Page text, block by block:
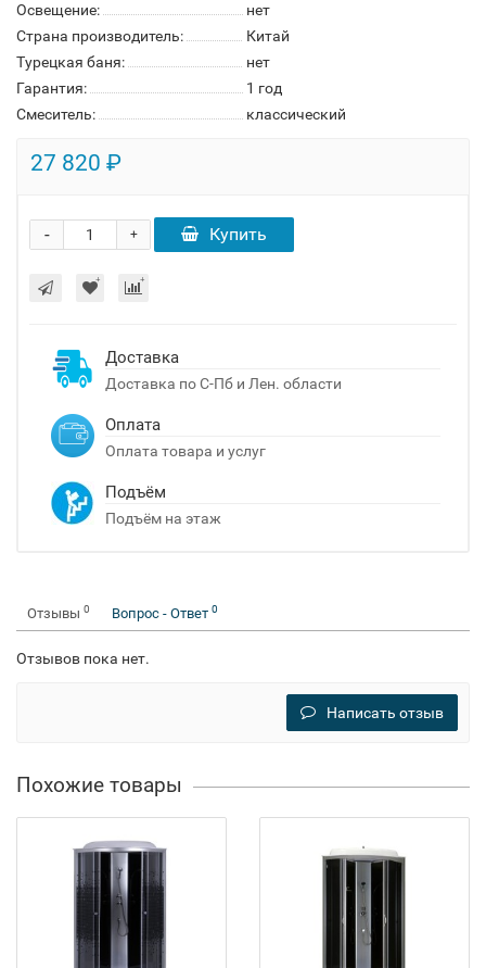
Освещение:
нет
Страна производитель:
Китай
Турецкая баня:
нет
Гарантия:
1 год
Смеситель:
классический
27 820 ₽
+
- Купить
Доставка
Доставка по С-Пб и Лен. области
Оплата
Оплата товара и услуг
Подъём
Подъём на этаж
Отзывы 0 Вопрос - Ответ 0
Отзывов пока нет.
Написать отзыв
Похожие товары